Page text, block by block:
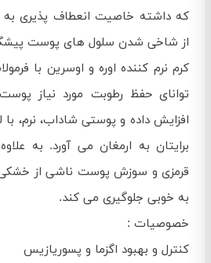
که داشته خاصیت انعطاف پذیری
از شاخی شدن سلول های پوست
کرم نرم کننده اوره و اوسرین با
توانای حفظ رطوبت مورد نیاز
افزایش داده و پوستی شاداب، نرم، با
برایتان به ارمغان می آورد. به
قرمزی و سوزش پوست ناشی از خشکی
به خوبی جلوگیری می کند.
خصوصیات :
کنترل و بهبود اگزما و پسوریازیس